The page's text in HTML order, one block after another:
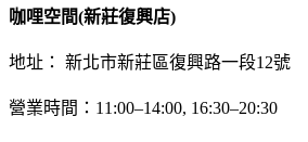
咖哩空間(新莊復興店)
地址： 新北市新莊區復興路一段12號
營業時間：11:00–14:00, 16:30–20:30